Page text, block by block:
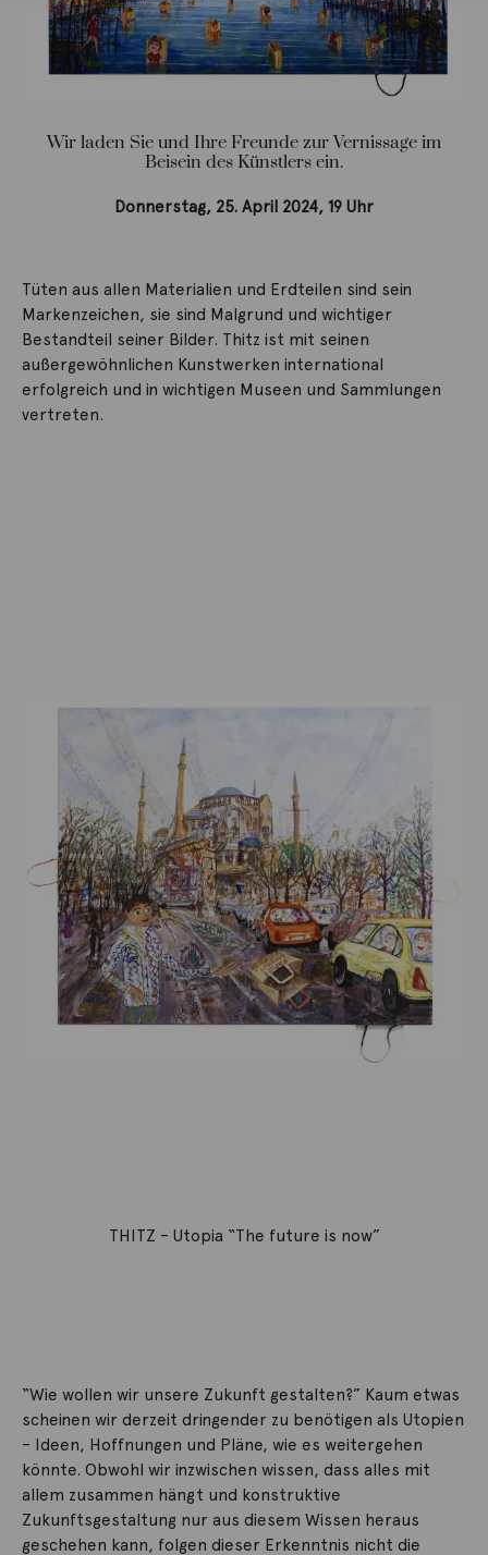
Wir laden Sie und Ihre Freunde zur Vernissage im
Beisein des Künstlers ein.
Donnerstag, 25. April 2024, 19 Uhr
Tüten aus allen Materialien und Erdteilen sind sein
Markenzeichen, sie sind Malgrund und wichtiger
Bestandteil seiner Bilder. Thitz ist mit seinen
außergewöhnlichen Kunstwerken international
erfolgreich und in wichtigen Museen und Sammlungen
vertreten.
THITZ – Utopia “The future is now”
“Wie wollen wir unsere Zukunft gestalten?” Kaum etwas
scheinen wir derzeit dringender zu benötigen als Utopien
– Ideen, Hoffnungen und Pläne, wie es weitergehen
könnte. Obwohl wir inzwischen wissen, dass alles mit
allem zusammen hängt und konstruktive
Zukunftsgestaltung nur aus diesem Wissen heraus
geschehen kann, folgen dieser Erkenntnis nicht die